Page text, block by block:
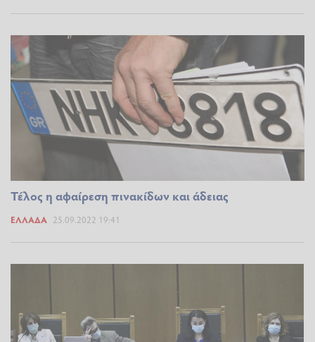
Τέλος η αφαίρεση πινακίδων και άδειας
ΕΛΛΆΔΑ 25.09.2022 19:41